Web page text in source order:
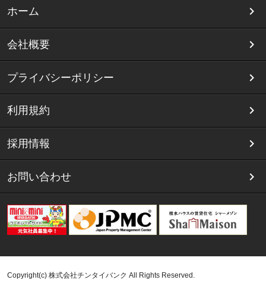
ホーム
会社概要
プライバシーポリシー
利用規約
採用情報
お問い合わせ
Copyright(c) 株式会社チンタイバンク All Rights Reserved.